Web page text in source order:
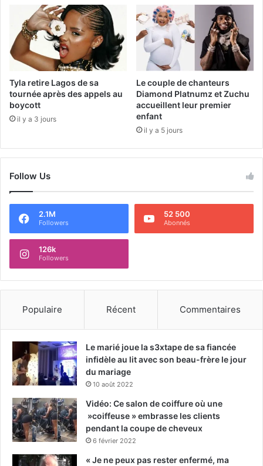
Tyla retire Lagos de sa
tournée après des appels au
boycott
il y a 3 jours
Le couple de chanteurs
Diamond Platnumz et Zuchu
accueillent leur premier
enfant
il y a 5 jours
Follow Us
2.1M
Followers
52 500
Abonnés
126k
Followers
Populaire Récent Commentaires
Le marié joue la s3xtape de sa fiancée
infidèle au lit avec son beau-frère le jour
du mariage
10 août 2022
Vidéo: Ce salon de coiffure où une
»coiffeuse » embrasse les clients
pendant la coupe de cheveux
6 février 2022
« Je ne peux pas rester enfermé, ma